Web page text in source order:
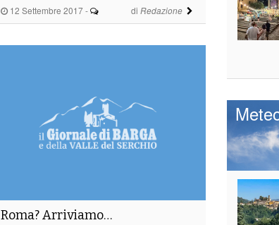
12 Settembre 2017 - di Redazione
Roma? Arriviamo…